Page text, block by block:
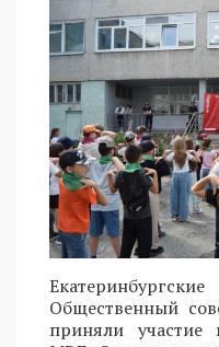
Общественный
приняли участие